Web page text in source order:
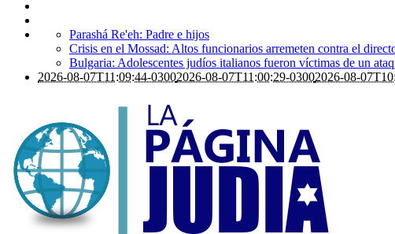
Parashá Re'eh: Padre e hijos
Crisis en el Mossad: Altos funcionarios arremeten contra el
Bulgaria: Adolescentes judíos italianos fueron víctimas de un
2026-08-07T11:09:44-03002026-08-07T11:00:29-03002026-08-